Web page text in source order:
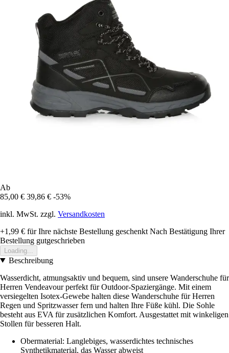
Ab
85,00 € 39,86 € -53%
inkl. MwSt. zzgl. Versandkosten
+1,99 € für Ihre nächste Bestellung geschenkt Nach Bestätigung Ihrer
Bestellung gutgeschrieben
Loading...
Beschreibung
Wasserdicht, atmungsaktiv und bequem, sind unsere Wanderschuhe für
Herren Vendeavour perfekt für Outdoor-Spaziergänge. Mit einem
versiegelten Isotex-Gewebe halten diese Wanderschuhe für Herren
Regen und Spritzwasser fern und halten Ihre Füße kühl. Die Sohle
besteht aus EVA für zusätzlichen Komfort. Ausgestattet mit winkeligen
Stollen für besseren Halt.
Obermaterial: Langlebiges, wasserdichtes technisches
Synthetikmaterial, das Wasser abweist